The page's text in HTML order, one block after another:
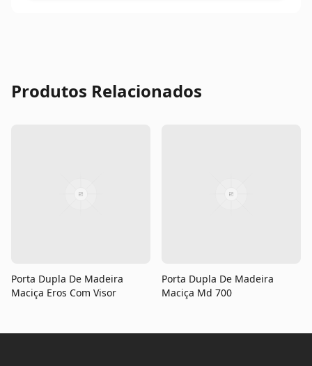
Produtos Relacionados
Porta Dupla De Madeira
Maciça Eros Com Visor
Porta Dupla De Madeira
Maciça Md 700